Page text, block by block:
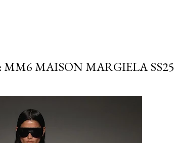
MAISON MARGIELA SS25